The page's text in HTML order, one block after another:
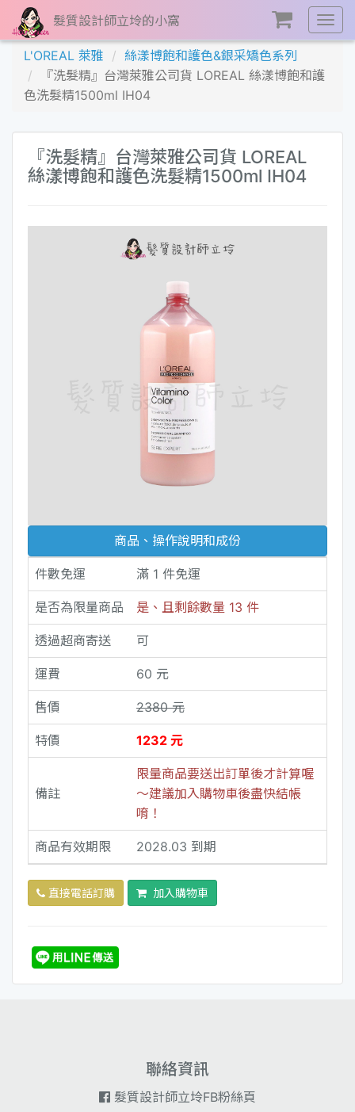
展
開
髮質設計師立坽的小窩
L'OREAL 萊雅
絲漾博飽和護色&銀采矯色系列
『洗髮精』台灣萊雅公司貨 LOREAL 絲漾博飽和護
色洗髮精1500ml IH04
『洗髮精』台灣萊雅公司貨 LOREAL
絲漾博飽和護色洗髮精1500ml IH04
商品、操作說明和成份
件數免運 滿 1 件免運
是否為限量商品 是、且剩餘數量 13 件
透過超商寄送 可
運費 60 元
售價 2380 元
特價 1232 元
備註
限量商品要送出訂單後才計算喔
～建議加入購物車後盡快結帳
唷！
商品有效期限 2028.03 到期
直接電話訂購 加入購物車
聯絡資訊
髮質設計師立坽FB粉絲頁